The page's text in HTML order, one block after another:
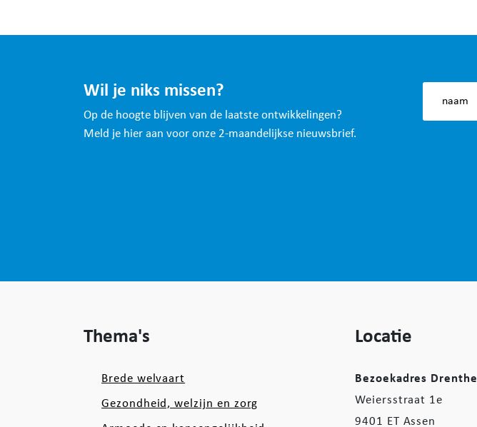
Wil je niks missen?
Op de hoogte blijven van de laatste ontwikkelingen?
Meld je hier aan voor onze 2-maandelijkse nieuwsbrief.
Thema's
Brede welvaart
Gezondheid, welzijn en zorg
Locatie
Bezoekadres Drenthe
Weiersstraat 1e
9401 ET Assen